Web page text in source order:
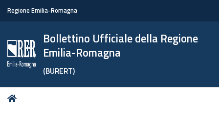
Regione Emilia-Romagna
Bollettino Ufficiale della Regione
Emilia-Romagna
(BURERT)
Tu